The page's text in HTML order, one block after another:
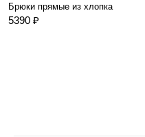
Брюки прямые из хлопка
5390 ₽